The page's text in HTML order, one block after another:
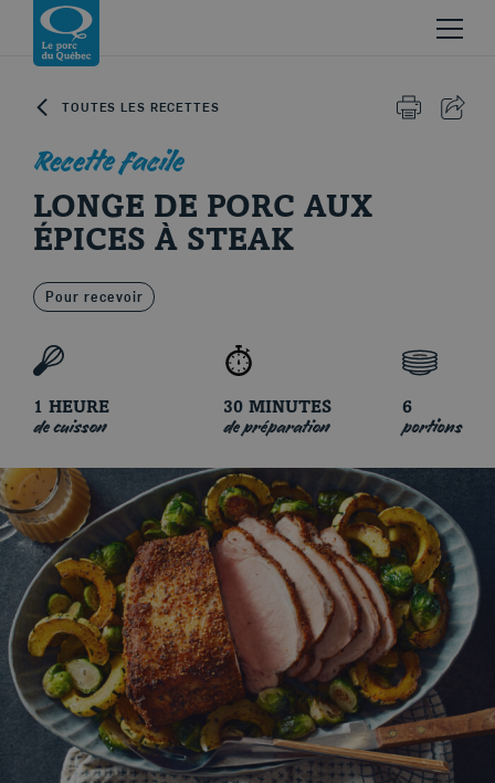
Skip to content
Revenir à la page d’accueil
Le porc d'ici
Coupes et cuissons
TOUTES LES RECETTES IMPRIMER
Recette facile
LONGE DE PORC AUX
ÉPICES À STEAK
Pour recevoir
1 HEURE
de cuisson
30 MINUTES
de préparation
6
portions